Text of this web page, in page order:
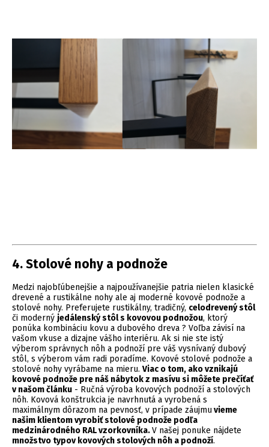
4. Stolové nohy a podnože
Medzi najobľúbenejšie a najpoužívanejšie patria nielen klasické
drevené a rustikálne nohy ale aj moderné kovové podnože a
stolové nohy. Preferujete rustikálny, tradičný, celodrevený stôl
či moderný jedálenský stôl s kovovou podnožou, ktorý
ponúka kombináciu kovu a dubového dreva ? Voľba závisí na
vašom vkuse a dizajne vášho interiéru. Ak si nie ste istý
výberom správnych nôh a podnoží pre váš vysnívaný dubový
stôl, s výberom vám radi poradíme. Kovové stolové podnože a
stolové nohy vyrábame na mieru. Viac o tom, ako vznikajú
kovové podnože pre náš nábytok z masívu si môžete prečíťať
v našom článku - Ručná výroba kovových podnoží a stolových
nôh. Kovová konštrukcia je navrhnutá a vyrobená s
maximálnym dôrazom na pevnosť, v prípade záujmuvieme
našim klientom vyrobiť stolové podnože podľa
medzinárodného RAL vzorkovníka.V našej ponuke nájdete
množstvo typov kovových stolových nôh a podnoží.